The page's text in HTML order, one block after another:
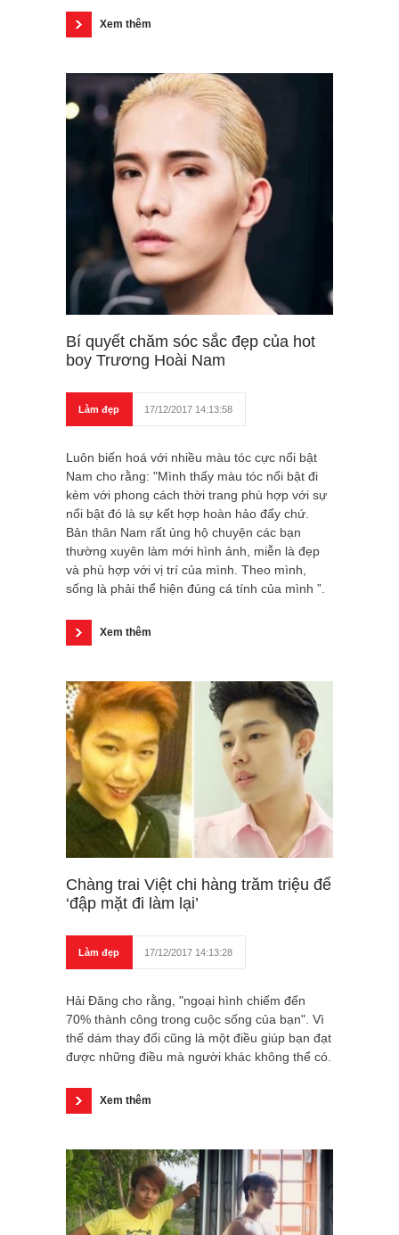
Xem thêm
Bí quyết chăm sóc sắc đẹp của hot
boy Trương Hoài Nam
Làm đẹp 17/12/2017 14:13:58
Luôn biến hoá với nhiều màu tóc cực nổi bật
Nam cho rằng: "Mình thấy màu tóc nổi bật đi
kèm với phong cách thời trang phù hợp với sự
nổi bật đó là sự kết hợp hoàn hảo đấy chứ.
Bản thân Nam rất ủng hộ chuyện các bạn
thường xuyên làm mới hình ảnh, miễn là đẹp
và phù hợp với vị trí của mình. Theo mình,
sống là phải thể hiện đúng cá tính của mình ”.
Xem thêm
Chàng trai Việt chi hàng trăm triệu để
‘đập mặt đi làm lại’
Làm đẹp 17/12/2017 14:13:28
Hải Đăng cho rằng, "ngoại hình chiếm đến
70% thành công trong cuộc sống của bạn". Vì
thế dám thay đổi cũng là một điều giúp bạn đạt
được những điều mà người khác không thể có.
Xem thêm